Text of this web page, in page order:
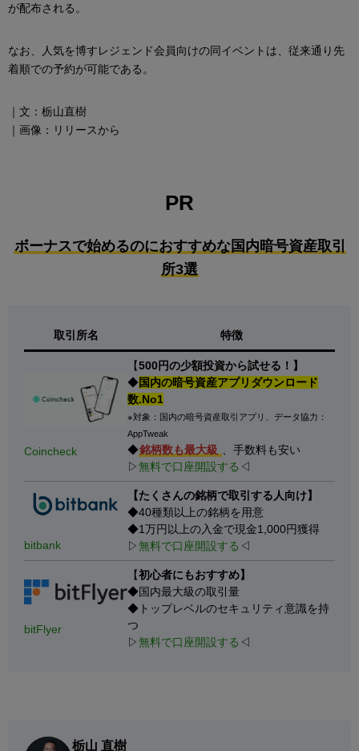
が配布される。
なお、人気を博すレジェンド会員向けの同イベントは、従来通り先
着順での予約が可能である。
｜文：栃山直樹
｜画像：リリースから
PR
ボーナスで始めるのにおすすめな国内暗号資産取引
所3選
取引所名 特徴
Coincheck
【500円の少額投資から試せる！】
◆国内の暗号資産アプリダウンロード
数.No1
※対象：国内の暗号資産取引アプリ、データ協力：
AppTweak
◆銘柄数も最大級 、手数料も安い
▷無料で口座開設する ◁
bitbank
【たくさんの銘柄で取引する人向け】
◆40種類以上の銘柄を用意
◆1万円以上の入金で現金1,000円獲得
▷無料で口座開設する ◁
bitFlyer
【初心者にもおすすめ】
◆国内最大級の取引量
◆トップレベルのセキュリティ意識を持
つ
▷無料で口座開設する ◁
栃山 直樹